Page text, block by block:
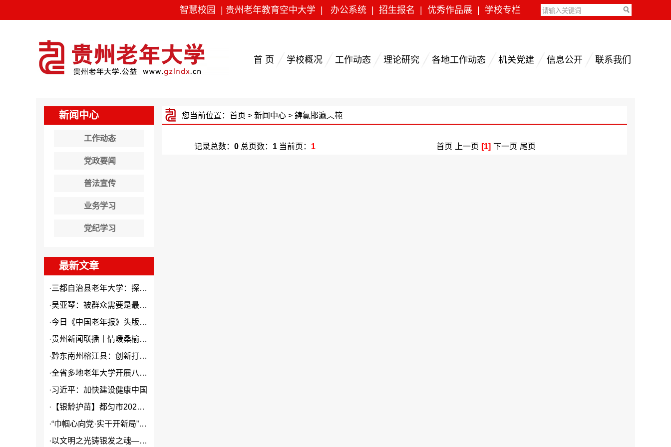
智慧校园 贵州老年教育空中大学 办公系统 招生报名 优秀作品展 学校专栏
首 页 学校概况 工作动态 理论研究 各地工作动态 机关党建 信息公开 联系我们
新闻中心
工作动态
党政要闻
普法宣传
业务学习
党纪学习
最新文章
·三都自治县老年大学：探索“N...
·吴亚琴：被群众需要是最大幸福
·今日《中国老年报》头版头条关...
·贵州新闻联播丨情暖桑榆 “银...
·黔东南州榕江县：创新打造本土...
·全省多地老年大学开展八一建军...
·习近平：加快建设健康中国
· 【银龄护苗】都匀市2026年...
·“巾帼心向党·实干开新局”2...
·以文明之光铸银发之魂——贵州...
您当前位置： 首页 > 新闻中心 > 鍏氱邯瀛︿範
记录总数： 0总页数： 1当前页： 1 首页 上一页 [1] 下一页 尾页